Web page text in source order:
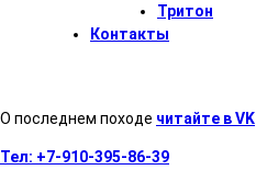
Тритон
Контакты
О последнем походе читайте в VK
Тел: +7-910-395-86-39